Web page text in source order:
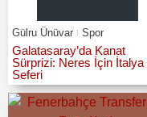
Gülru Ünüvar Spor
Galatasaray’da Kanat
Sürprizi: Neres İçin İtalya
Seferi